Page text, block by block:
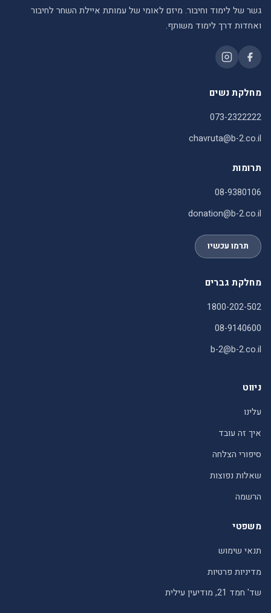
גשר של לימוד וחיבור. מיזם לאומי של עמותת איילת השחר לחיבור
ואחדות דרך לימוד משותף.
מחלקת נשים
073-2322222
chavruta@b-2.co.il
תרומות
08-9380106
donation@b-2.co.il
תרמו עכשיו
מחלקת גברים
1800-202-502
08-9140600
b-2@b-2.co.il
ניווט
עלינו
איך זה עובד
סיפורי הצלחה
שאלות נפוצות
הרשמה
משפטי
תנאי שימוש
מדיניות פרטיות
שד' חמד 21, מודיעין עילית